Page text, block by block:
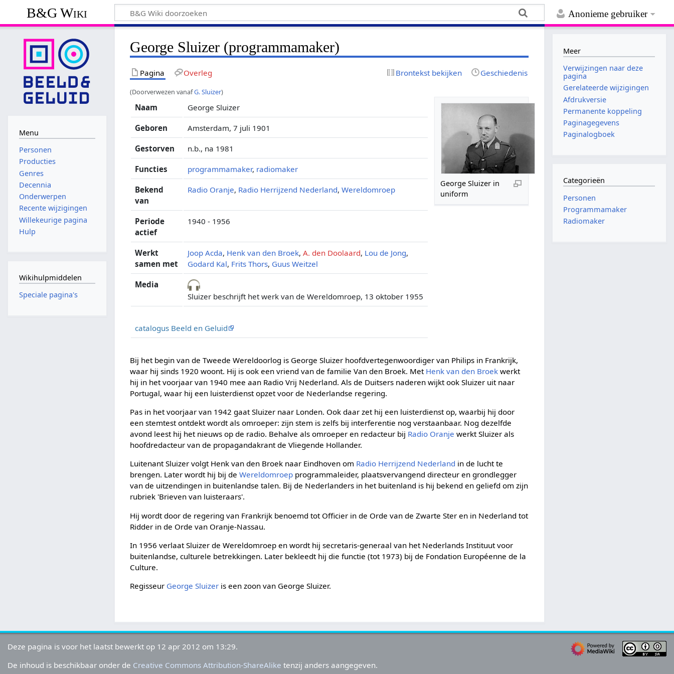
Anonieme gebruiker
B&G Wiki
George Sluizer (programmamaker)
Pagina Overleg Brontekst bekijken Geschiedenis
(Doorverwezen vanafG. Sluizer)
George Sluizer in
uniform
Naam George Sluizer
Geboren Amsterdam, 7 juli 1901
Gestorven n.b., na 1981
Functies programmamaker, radiomaker
Bekend
van
Radio Oranje, Radio Herrijzend Nederland,Wereldomroep
Periode
actief
1940 - 1956
Werkt
samen met
Joop Acda, Henk van den Broek,A. den Doolaard, Lou de Jong,
Godard Kal, Frits Thors, Guus Weitzel
Media
Sluizer beschrijft het werk van de Wereldomroep, 13 oktober 1955
catalogus Beeld en Geluid
Bij het begin van de Tweede Wereldoorlog is George Sluizer hoofdvertegenwoordiger van Philips in Frankrijk,
waar hij sinds 1920 woont. Hij is ook een vriend van de familie Van den Broek. Met Henk van den Broek werkt
hij in het voorjaar van 1940 mee aan Radio Vrij Nederland. Als de Duitsers naderen wijkt ook Sluizer uit naar
Portugal, waar hij een luisterdienst opzet voor de Nederlandse regering.
Pas in het voorjaar van 1942 gaat Sluizer naar Londen. Ook daar zet hij een luisterdienst op, waarbij hij door
een stemtest ontdekt wordt als omroeper: zijn stem is zelfs bij interferentie nog verstaanbaar. Nog dezelfde
avond leest hij het nieuws op de radio. Behalve als omroeper en redacteur bij Radio Oranje werkt Sluizer als
hoofdredacteur van de propagandakrant de Vliegende Hollander.
Luitenant Sluizer volgt Henk van den Broek naar Eindhoven om Radio Herrijzend Nederland in de lucht te
brengen. Later wordt hij bij deWereldomroep programmaleider, plaatsvervangend directeur en grondlegger
van de uitzendingen in buitenlandse talen. Bij de Nederlanders in het buitenland is hij bekend en geliefd om zijn
rubriek 'Brieven van luisteraars'.
Hij wordt door de regering van Frankrijk benoemd tot Officier in de Orde van de Zwarte Ster en in Nederland tot
Ridder in de Orde van Oranje-Nassau.
In 1956 verlaat Sluizer de Wereldomroep en wordt hij secretaris-generaal van het Nederlands Instituut voor
buitenlandse, culturele betrekkingen. Later bekleedt hij die functie (tot 1973) bij de Fondation Européenne de la
Culture.
Regisseur George Sluizer is een zoon van George Sluizer.
Menu
Personen
Producties
Genres
Decennia
Onderwerpen
Recente wijzigingen
Willekeurige pagina
Hulp
Wikihulpmiddelen
Speciale pagina's
Meer
Verwijzingen naar deze
pagina
Gerelateerde wijzigingen
Afdrukversie
Permanente koppeling
Paginagegevens
Paginalogboek
Categorieën
Personen
Programmamaker
Radiomaker
Deze pagina is voor het laatst bewerkt op 12 apr 2012 om 13:29.
De inhoud is beschikbaar onder de Creative Commons Attribution-ShareAlike tenzij anders aangegeven.